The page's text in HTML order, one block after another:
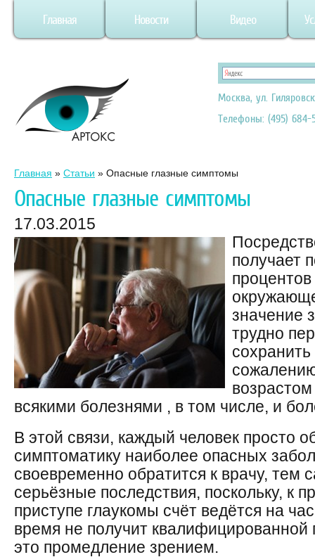
Главная Новости Видео
Москва, ул.
Телефоны: (495) 684-
Главная » Статьи » Опасные глазные симптомы
Опасные глазные симптомы
17.03.2015
получает
значение
трудно
всякими болезнями , в том числе, и
В этой связи, каждый человек просто
симптоматику наиболее опасных
своевременно обратится к врачу, тем
серьёзные последствия, поскольку, к
приступе глаукомы счёт ведётся на
время не получит квалифицированной
это промедление зрением.